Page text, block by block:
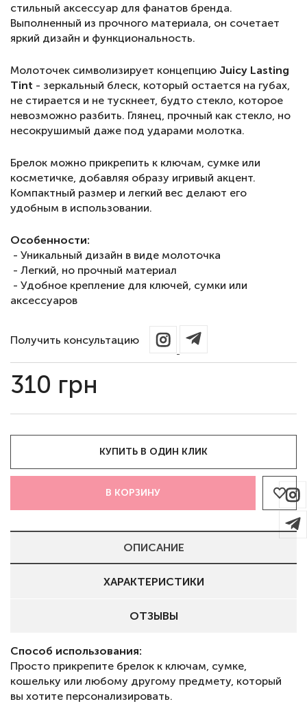
стильный аксессуар для фанатов бренда.
Выполненный из прочного материала, он сочетает
яркий дизайн и функциональность.
Молоточек символизирует концепцию Juicy Lasting
Tint - зеркальный блеск, который остается на губах,
не стирается и не тускнеет, будто стекло, которое
невозможно разбить. Глянец, прочный как стекло, но
несокрушимый даже под ударами молотка.
Брелок можно прикрепить к ключам, сумке или
косметичке, добавляя образу игривый акцент.
Компактный размер и легкий вес делают его
удобным в использовании.
Особенности:
- Уникальный дизайн в виде молоточка
- Легкий, но прочный материал
- Удобное крепление для ключей, сумки или
аксессуаров
Получить консультацию
310 грн
КУПИТЬ В ОДИН КЛИК
В КОРЗИНУ
ОПИСАНИЕ
ХАРАКТЕРИСТИКИ
ОТЗЫВЫ
Способ использования:
Просто прикрепите брелок к ключам, сумке,
кошельку или любому другому предмету, который
вы хотите персонализировать.